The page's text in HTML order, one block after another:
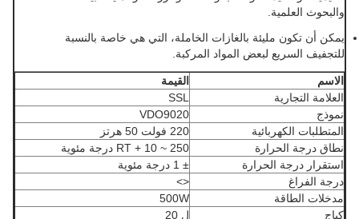
والبحوث العلمية.
يمكن أن تكون مليئة بالغازات الخاملة، التي هي خاصة بالنسبة
للتجفيف السريع لبعض المواد المركبة.
الاسم
القيمة
العلامة التجارية
SSL
نموذج
VDO9020
المتطلبات الكهربائية
220 فولت 50 هرتز
نطاق درجة الحرارة
RT + 10 ~ 250 درجة مئوية
استقرار درجة الحرارة
± 1 درجة مئوية
درجة الفراغ
<>
مدخلات الطاقة
500W
كباج
ل 20